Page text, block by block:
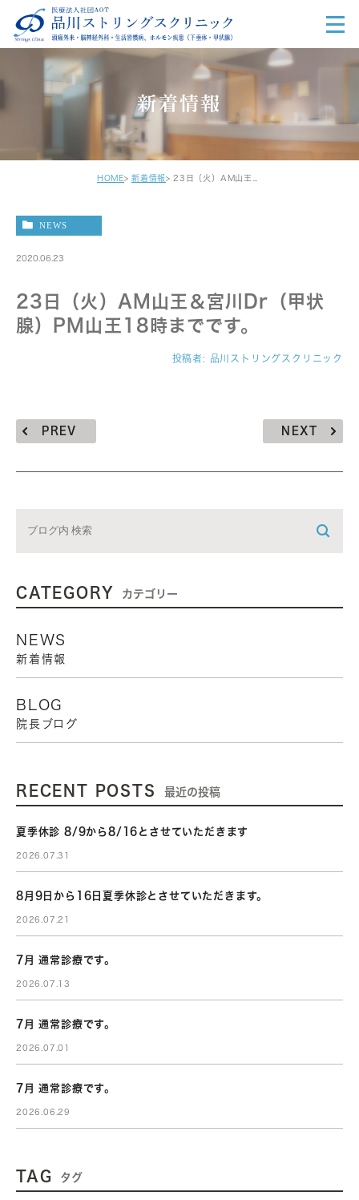
新着情報
HOME 新着情報
NEWS
2020.06.23
23日（火）AM山王＆宮川Dr（甲状
腺）PM山王18時までです。
投稿者: 品川ストリングスクリニック
PREV NEXT
CATEGORY カテゴリー
NEWS
新着情報
BLOG
院長ブログ
RECENT POSTS 最近の投稿
夏季休診 8/9から8/16とさせていただきます
2026.07.31
8月9日から16日夏季休診とさせていただきます。
2026.07.21
7月 通常診療です。
2026.07.13
7月 通常診療です。
2026.07.01
7月 通常診療です。
2026.06.29
TAG タグ